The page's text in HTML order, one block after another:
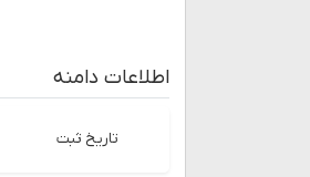
اطلاعات دامنه
تاریخ ثبت